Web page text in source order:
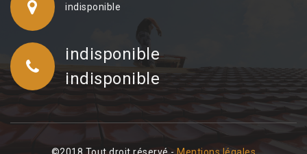
indisponible
indisponible
indisponible
©2018 Tout droit réservé - Mentions légales